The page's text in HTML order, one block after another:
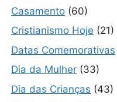
Casamento (60)
Cristianismo Hoje (21)
Datas Comemorativas
Dia da Mulher (33)
Dia das Crianças (43)